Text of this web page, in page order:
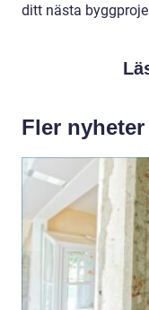
ditt nästa
Fler nyheter